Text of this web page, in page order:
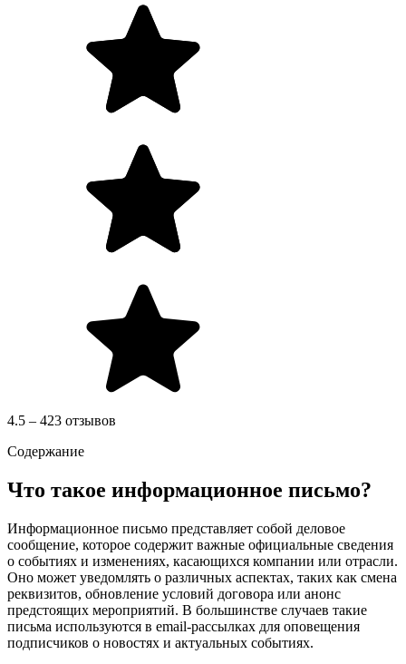
4.5 – 423 отзывов
Содержание
Что такое информационное письмо?
Информационное письмо представляет собой деловое
сообщение, которое содержит важные официальные сведения
о событиях и изменениях, касающихся компании или отрасли.
Оно может уведомлять о различных аспектах, таких как смена
реквизитов, обновление условий договора или анонс
предстоящих мероприятий. В большинстве случаев такие
письма используются в email-рассылках для оповещения
подписчиков о новостях и актуальных событиях.